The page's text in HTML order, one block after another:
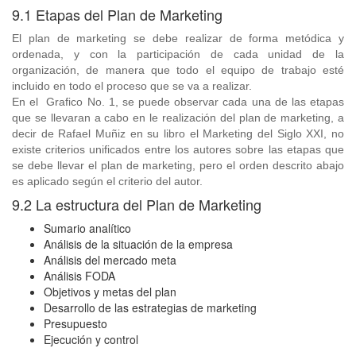
9.1 Etapas del Plan de Marketing
El plan de marketing se debe realizar de forma metódica y
ordenada, y con la participación de cada unidad de la
organización, de manera que todo el equipo de trabajo esté
incluido en todo el proceso que se va a realizar.
En el Grafico No. 1, se puede observar cada una de las etapas
que se llevaran a cabo en le realización del plan de marketing, a
decir de Rafael Muñiz en su libro el Marketing del Siglo XXI, no
existe criterios unificados entre los autores sobre las etapas que
se debe llevar el plan de marketing, pero el orden descrito abajo
es aplicado según el criterio del autor.
9.2 La estructura del Plan de Marketing
Sumario analítico
Análisis de la situación de la empresa
Análisis del mercado meta
Análisis FODA
Objetivos y metas del plan
Desarrollo de las estrategias de marketing
Presupuesto
Ejecución y control